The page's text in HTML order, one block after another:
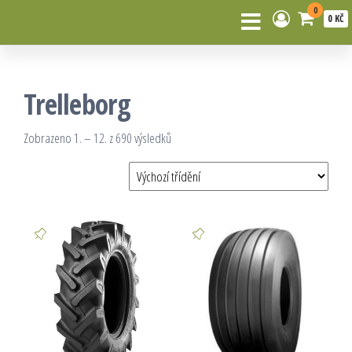
0
0 KČ
Trelleborg
Zobrazeno 1. – 12. z 690 výsledků